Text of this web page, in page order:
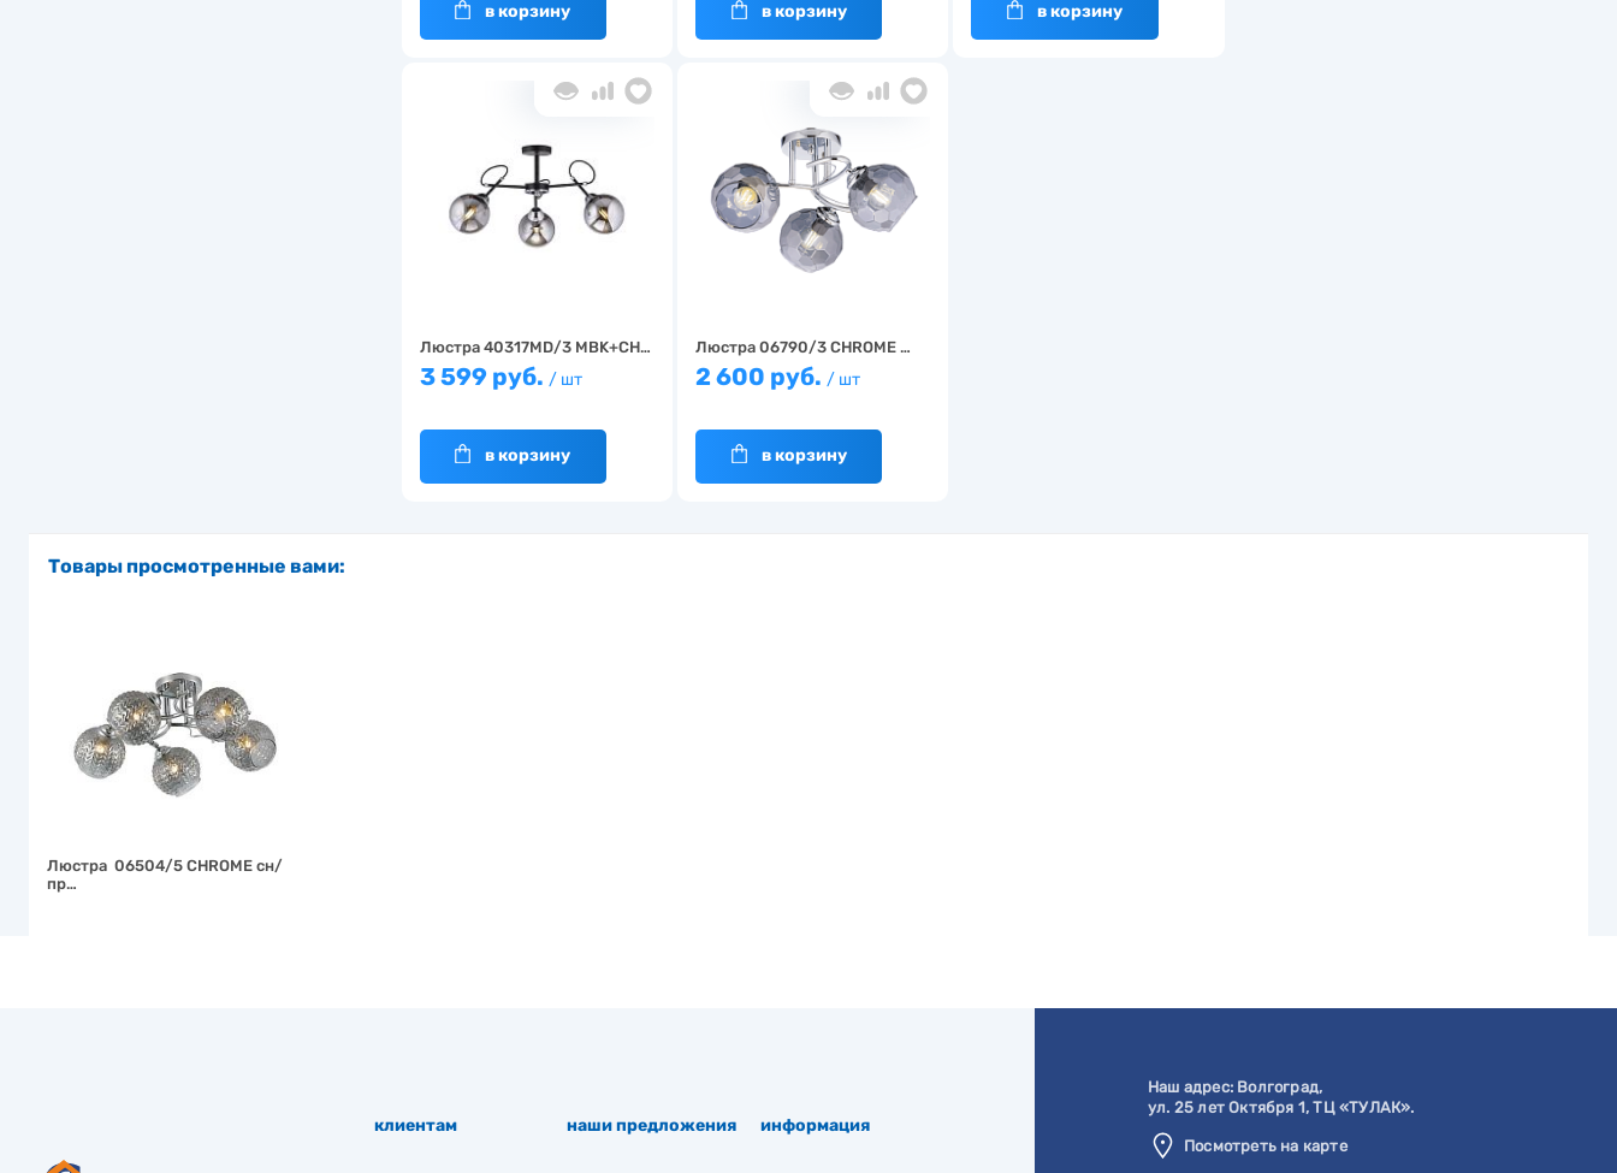
в корзину в корзину в корзину
Люстра 40317MD/3 MBK+CH…
3 599 руб. / шт
в корзину
Люстра 06790/3 CHROME …
2 600 руб. / шт
в корзину
Товары просмотренные вами:
Люстра 06504/5 CHROME сн/
пр…
клиентам наши предложения информация
Наш адрес: Волгоград,
ул. 25 лет Октября 1, ТЦ «ТУЛАК».
Посмотреть на карте